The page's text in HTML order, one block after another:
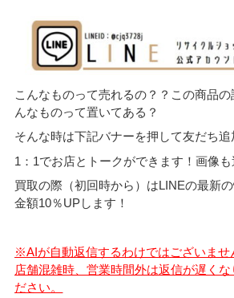
こんなものって売れるの？？この商品の
んなものって置いてある？
そんな時は下記バナーを押して友だち
1：1でお店とトークができます！画像
買取の際（初回時から）はLINEの最新
金額10％UPします！
※AIが自動返信するわけではございませ
店舗混雑時、営業時間外は返信が遅くな
ださい。